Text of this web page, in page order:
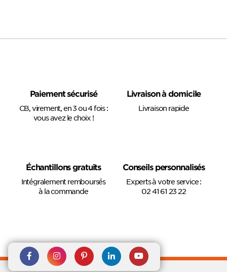
Paiement sécurisé
CB, virement, en 3 ou 4 fois :
vous avez le choix !
Livraison à domicile
Livraison rapide
Échantillons gratuits
Intégralement remboursés
à la commande
Conseils personnalisés
Experts à votre service :
02 41 61 23 22
Rejoignez nous sur Facebook
Suivez-nous surSuivez-nous sur
Suivez- Suivez-